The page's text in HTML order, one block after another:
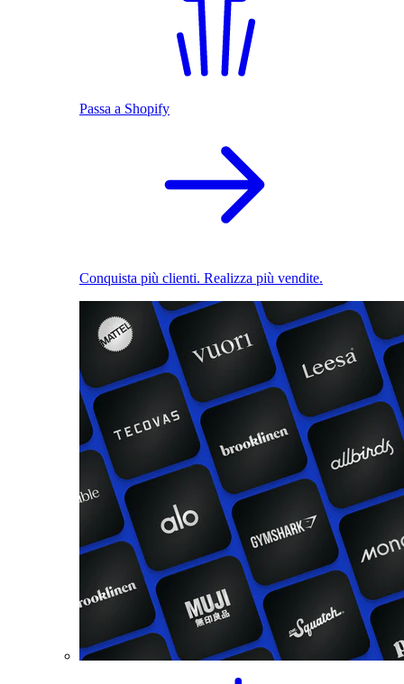
Passa a Shopify
Conquista più clienti. Realizza più vendite.